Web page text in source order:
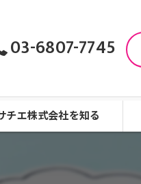
03-6807-7745
チエ株式会社を知る